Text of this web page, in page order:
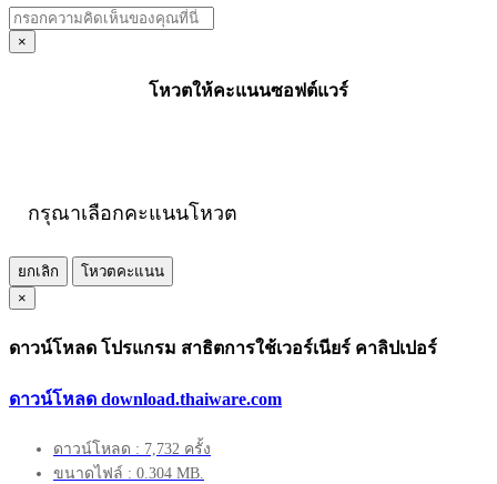
×
โหวตให้คะแนนซอฟต์แวร์
กรุณาเลือกคะแนนโหวต
ยกเลิก
โหวตคะแนน
×
ดาวน์โหลด โปรแกรม สาธิตการใช้เวอร์เนียร์ คาลิปเปอร์
ดาวน์โหลด download.thaiware.com
ดาวน์โหลด : 7,732 ครั้ง
ขนาดไฟล์ : 0.304 MB.